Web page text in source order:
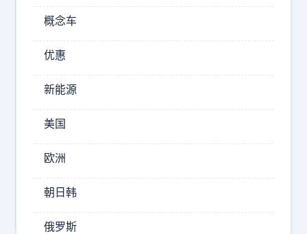
题
上
"
2026-
08-
05
17:35
大
双
桉
闻
概念车
优惠
新能源
美国
欧洲
朝日韩
俄罗斯